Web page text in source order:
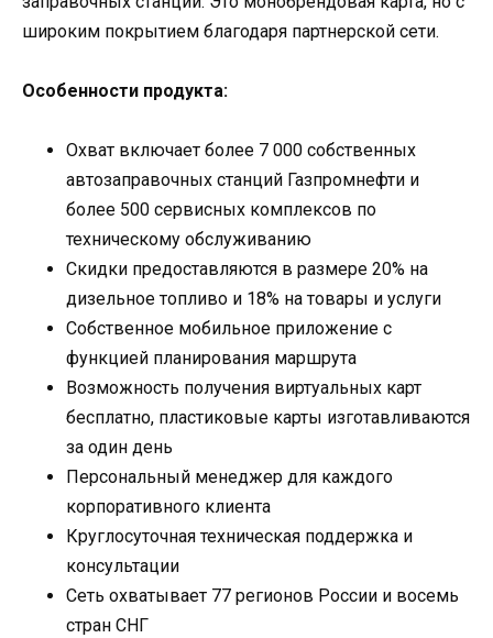
широким покрытием благодаря партнерской сети.
Особенности продукта:
Охват включает более 7 000 собственных
автозаправочных станций Газпромнефти и
более 500 сервисных комплексов по
техническому обслуживанию
Скидки предоставляются в размере 20% на
дизельное топливо и 18% на товары и услуги
Собственное мобильное приложение с
функцией планирования маршрута
Возможность получения виртуальных карт
бесплатно, пластиковые карты изготавливаются
за один день
Персональный менеджер для каждого
корпоративного клиента
Круглосуточная техническая поддержка и
консультации
Сеть охватывает 77 регионов России и восемь
стран СНГ